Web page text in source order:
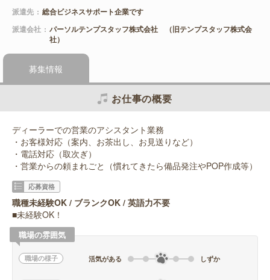
派遣先
総合ビジネスサポート企業です
派遣会社
パーソルテンプスタッフ株式会社 （旧テンプスタッフ株式会
社）
募集情報
お仕事の概要
ディーラーでの営業のアシスタント業務
・お客様対応（案内、お茶出し、お見送りなど）
・電話対応（取次ぎ）
・営業からの頼まれごと（慣れてきたら備品発注やPOP作成等）
応募資格
職種未経験OK / ブランクOK / 英語力不要
■未経験OK！
職場の雰囲気
職場の様子 活気がある しずか